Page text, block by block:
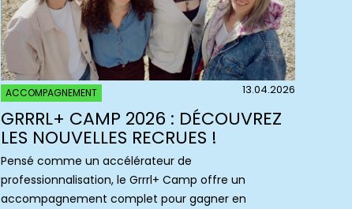
ACCOMPAGNEMENT 13.04.2026
GRRRL+ CAMP 2026 : DÉCOUVREZ
LES NOUVELLES RECRUES !
Pensé comme un accélérateur de
professionnalisation, le Grrrl+ Camp offre un
accompagnement complet pour gagner en